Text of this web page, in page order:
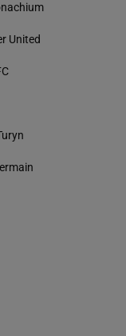
United